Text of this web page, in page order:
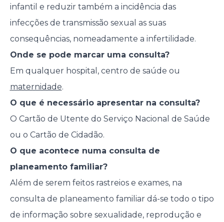
infantil e reduzir também a incidência das
infecções de transmissão sexual as suas
consequências, nomeadamente a infertilidade.
Onde se pode marcar uma consulta?
Em qualquer hospital, centro de saúde ou
maternidade.
O que é necessário apresentar na consulta?
O Cartão de Utente do Serviço Nacional de Saúde
ou o Cartão de Cidadão.
O que acontece numa consulta de
planeamento familiar?
Além de serem feitos rastreios e exames, na
consulta de planeamento familiar dá-se todo o tipo
de informação sobre sexualidade, reprodução e